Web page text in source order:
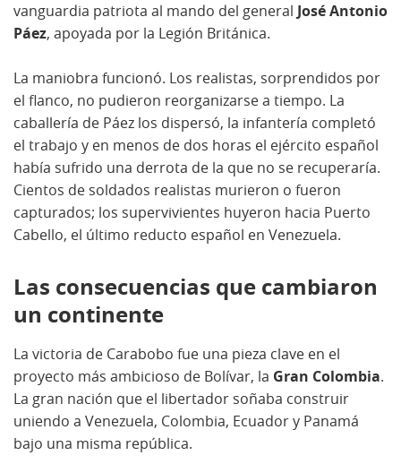
vanguardia patriota al mando del general José Antonio
Páez, apoyada por la Legión Británica.
La maniobra funcionó. Los realistas, sorprendidos por
el flanco, no pudieron reorganizarse a tiempo. La
caballería de Páez los dispersó, la infantería completó
el trabajo y en menos de dos horas el ejército español
había sufrido una derrota de la que no se recuperaría.
Cientos de soldados realistas murieron o fueron
capturados; los supervivientes huyeron hacia Puerto
Cabello, el último reducto español en Venezuela.
Las consecuencias que cambiaron
un continente
La victoria de Carabobo fue una pieza clave en el
proyecto más ambicioso de Bolívar, la Gran Colombia.
La gran nación que el libertador soñaba construir
uniendo a Venezuela, Colombia, Ecuador y Panamá
bajo una misma república.